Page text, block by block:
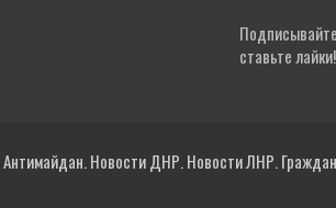
ставьте лайки!
Антимайдан. Новости ДНР. Новости ЛНР.